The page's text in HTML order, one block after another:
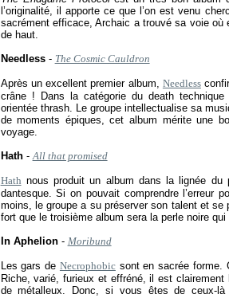
l’originalité, il apporte ce que l’on est venu
sacrément efficace, Archaic a trouvé sa voie
de haut.
Needless- The Cosmic Cauldron
Après un excellent premier album, Needless
crâne ! Dans la catégorie du death
orientée thrash. Le groupe intellectualise sa
de moments épiques, cet album mérite une
voyage.
Hath-All that promised
Hath nous produit un album dans la lignée du
dantesque. Si on pouvait comprendre l’erreur
moins, le groupe a su préserver son talent et
fort que le troisième album sera la perle noire
In Aphelion- Moribund
Les gars de Necrophobicsont en sacrée forme.
Riche, varié, furieux et effréné, il est clairement
de métalleux. Donc, si vous êtes de ceux-